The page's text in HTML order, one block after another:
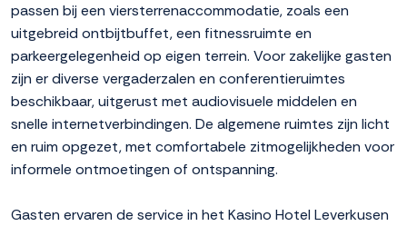
passen bij een viersterrenaccommodatie, zoals een
uitgebreid ontbijtbuffet, een fitnessruimte en
parkeergelegenheid op eigen terrein. Voor zakelijke gasten
zijn er diverse vergaderzalen en conferentieruimtes
beschikbaar, uitgerust met audiovisuele middelen en
snelle internetverbindingen. De algemene ruimtes zijn licht
en ruim opgezet, met comfortabele zitmogelijkheden voor
informele ontmoetingen of ontspanning.
Gasten ervaren de service in het Kasino Hotel Leverkusen